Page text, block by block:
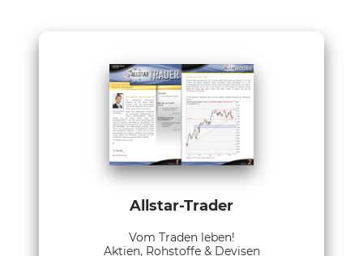
Allstar-Trader
Vom Traden leben!
Aktien, Rohstoffe & Devisen